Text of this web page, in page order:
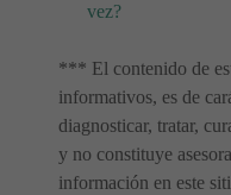
vez?
*** El contenido de
informativos, es de
diagnosticar, tratar,
y no constituye
información en este